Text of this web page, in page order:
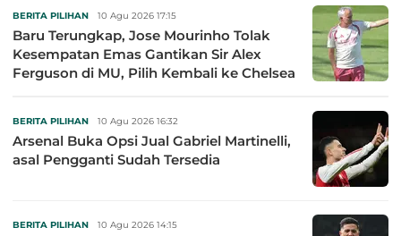
BERITA PILIHAN 10 Agu 2026 17:15
Baru Terungkap, Jose Mourinho Tolak
Kesempatan Emas Gantikan Sir Alex
Ferguson di MU, Pilih Kembali ke Chelsea
BERITA PILIHAN 10 Agu 2026 16:32
Arsenal Buka Opsi Jual Gabriel Martinelli,
asal Pengganti Sudah Tersedia
BERITA PILIHAN 10 Agu 2026 14:15